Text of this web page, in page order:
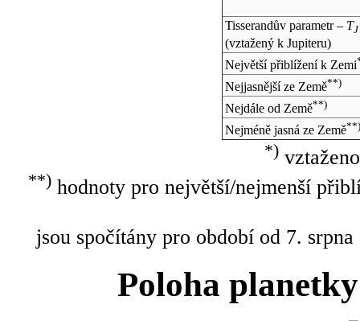
Tisserandův parametr – TJ
(vztažený k Jupiteru)
Největší přiblížení k Zemi
Nejjasnější ze Země**)
Nejdále od Země**)
Nejméně jasná ze Země**)
*)
**)hodnoty pro největší/nejmenší
jsou spočítány pro období od 7.
Poloha